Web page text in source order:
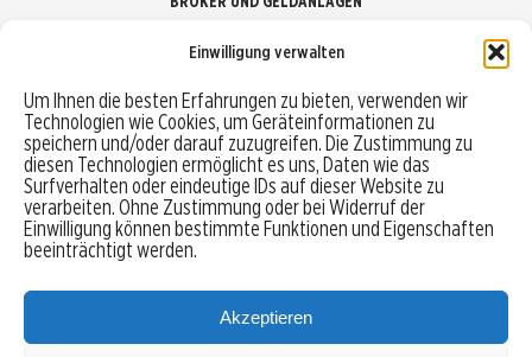
Einwilligung verwalten
Um Ihnen die besten Erfahrungen zu bieten, verwenden wir
Technologien wie Cookies, um Geräteinformationen zu
speichern und/oder darauf zuzugreifen. Die Zustimmung zu
diesen Technologien ermöglicht es uns, Daten wie das
Surfverhalten oder eindeutige IDs auf dieser Website zu
verarbeiten. Ohne Zustimmung oder bei Widerruf der
Einwilligung können bestimmte Funktionen und Eigenschaften
beeinträchtigt werden.
Akzeptieren
Robo-Advisor vergleichen
Depotvergleich
Festgeld vergleichen
Tagesgeld vergleichen